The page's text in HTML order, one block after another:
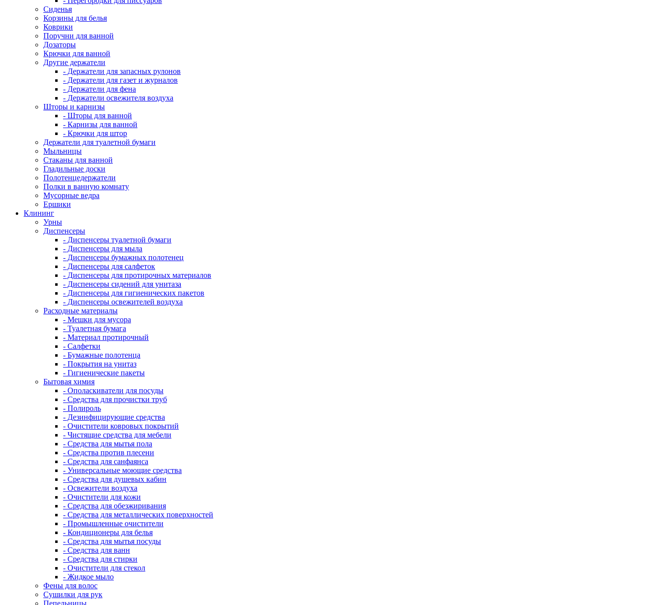
Сиденья
Корзины для белья
Коврики
Поручни для ванной
Дозаторы
Крючки для ванной
Другие держатели
- Держатели для запасных рулонов
- Держатели для газет и журналов
- Держатели для фена
- Держатели освежителя воздуха
Шторы и карнизы
- Шторы для ванной
- Карнизы для ванной
- Крючки для штор
Держатели для туалетной бумаги
Мыльницы
Стаканы для ванной
Гладильные доски
Полотенцедержатели
Полки в ванную комнату
Мусорные ведра
Ершики
Клининг
Урны
Диспенсеры
- Диспенсеры туалетной бумаги
- Диспенсеры для мыла
- Диспенсеры бумажных полотенец
- Диспенсеры для салфеток
- Диспенсеры для протирочных материалов
- Диспенсеры сидений для унитаза
- Диспенсеры для гигиенических пакетов
- Диспенсеры освежителей воздуха
Расходные материалы
- Мешки для мусора
- Туалетная бумага
- Материал протирочный
- Салфетки
- Бумажные полотенца
- Покрытия на унитаз
- Гигиенические пакеты
Бытовая химия
- Ополаскиватели для посуды
- Средства для прочистки труб
- Полироль
- Дезинфицирующие средства
- Очистители ковровых покрытий
- Чистящие средства для мебели
- Средства для мытья пола
- Средства против плесени
- Средства для санфаянса
- Универсальные моющие средства
- Средства для душевых кабин
- Освежители воздуха
- Очистители для кожи
- Средства для обезжиривания
- Средства для металлических поверхностей
- Промышленные очистители
- Кондиционеры для белья
- Средства для мытья посуды
- Средства для ванн
- Средства для стирки
- Очистители для стекол
- Жидкое мыло
Фены для волос
Сушилки для рук
Пепельницы